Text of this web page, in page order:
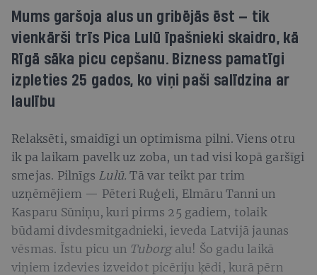
Mums garšoja alus un gribējās ēst — tik
vienkārši trīs Pica Lulū īpašnieki skaidro, kā
Rīgā sāka picu cepšanu. Bizness pamatīgi
izpleties 25 gados, ko viņi paši salīdzina ar
laulību
Relaksēti, smaidīgi un optimisma pilni. Viens otru
ik pa laikam pavelk uz zoba, un tad visi kopā garšīgi
smejas. Pilnīgs Lulū.Tā var teikt par trim
uzņēmējiem — Pēteri Ruģeli, Elmāru Tanni un
Kasparu Sūniņu, kuri pirms 25 gadiem, tolaik
būdami divdesmitgadnieki, ieveda Latvijā jaunas
vēsmas. Īstu picu un Tuborg alu! Šo gadu laikā
viņiem izdevies izveidot picēriju ķēdi, kurā pērn